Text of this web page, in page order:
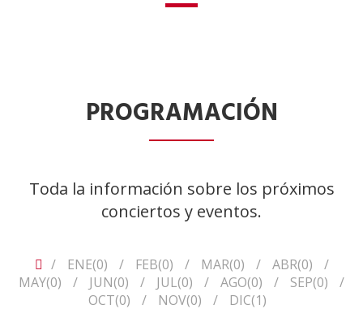
PROGRAMACIÓN
Toda la información sobre los próximos
conciertos y eventos.
ENE(0) FEB(0) MAR(0)
ABR(0)
MAY(0)
JUN(0) JUL(0) AGO(0)
SEP(0)
OCT(0)
NOV(0) DIC(1)